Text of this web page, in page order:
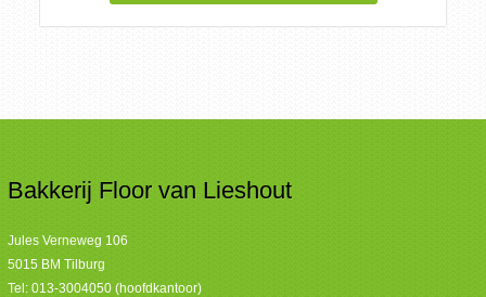
Bakkerij Floor van Lieshout
Jules Verneweg 106
5015 BM Tilburg
Tel: 013-3004050 (hoofdkantoor)